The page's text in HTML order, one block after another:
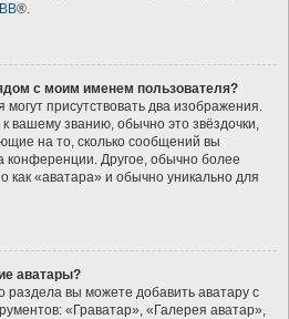
®.
с моим именем пользователя?
присутствовать два изображения.
вашему званию, обычно это звёздочки,
на то, сколько сообщений вы
конференции. Другое, обычно более
как «аватара» и обычно уникально для
аватары?
раздела вы можете добавить аватару с
«Граватар», «Галерея аватар»,